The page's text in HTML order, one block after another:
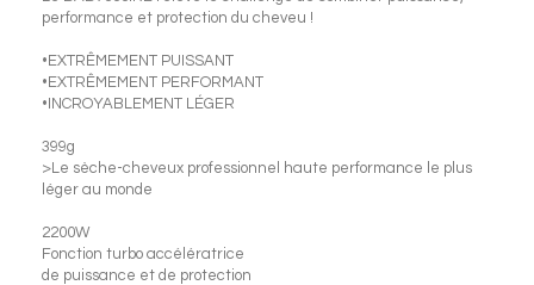
performance et protection du cheveu !
•EXTRÊMEMENT PUISSANT
•EXTRÊMEMENT PERFORMANT
•INCROYABLEMENT LÉGER
399g
>Le sèche-cheveux professionnel haute performance le plus
léger au monde
2200W
Fonction turbo accélératrice
de puissance et de protection